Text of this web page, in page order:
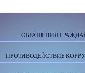
ОБРАЩЕНИЯ
ПРОТИВОДЕЙСТВИЕ